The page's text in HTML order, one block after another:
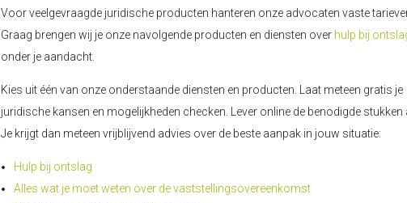
Voor veelgevraagde juridische producten hanteren onze advocaten vaste
Graag brengen wij je onze navolgende producten en diensten over hulp bij
onder je aandacht.
Kies uit één van onze onderstaande diensten en producten. Laat meteen gratis je
juridische kansen en mogelijkheden checken. Lever online de benodigde stukken
Je krijgt dan meteen vrijblijvend advies over de beste aanpak in jouw situatie:
Hulp bij ontslag
Alles wat je moet weten over de vaststellingsovereenkomst